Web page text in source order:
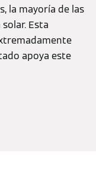
la mayoría de las
Esta
apoya este